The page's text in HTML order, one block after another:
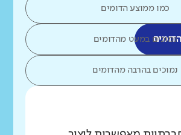
כמו ממוצע הדומים
נמוכים במעט מהדומים
נמוכים בהרבה מהדומים